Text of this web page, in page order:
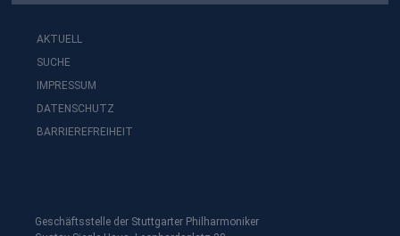
AKTUELL
SUCHE
IMPRESSUM
DATENSCHUTZ
BARRIEREFREIHEIT
Geschäftsstelle der Stuttgarter Philharmoniker